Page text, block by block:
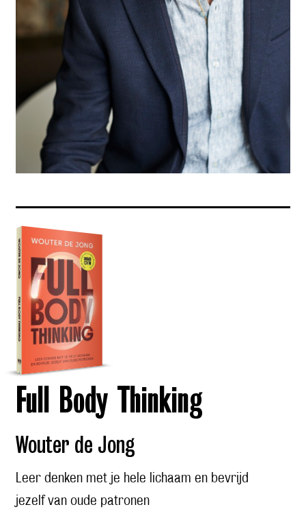
Full Body Thinking
Wouter de Jong
Leer denken met je hele lichaam en bevrijd
jezelf van oude patronen